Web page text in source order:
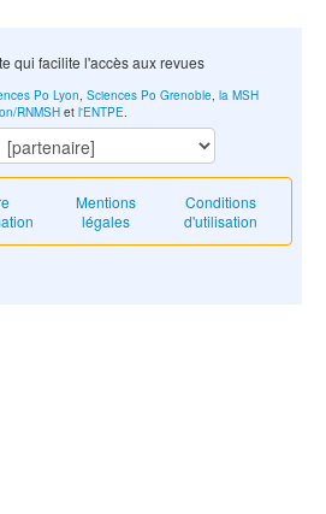
qui facilite l'accès aux revues
Mentions
légales
Conditions
d'utilisation
Po Lyon, Sciences Po Grenoble, la MSH
RNMSH et l'ENTPE.